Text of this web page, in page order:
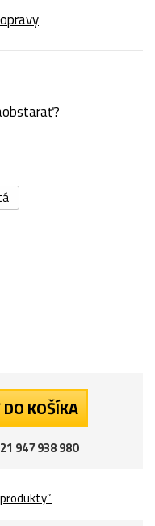
KOŠÍKA
947 938 980